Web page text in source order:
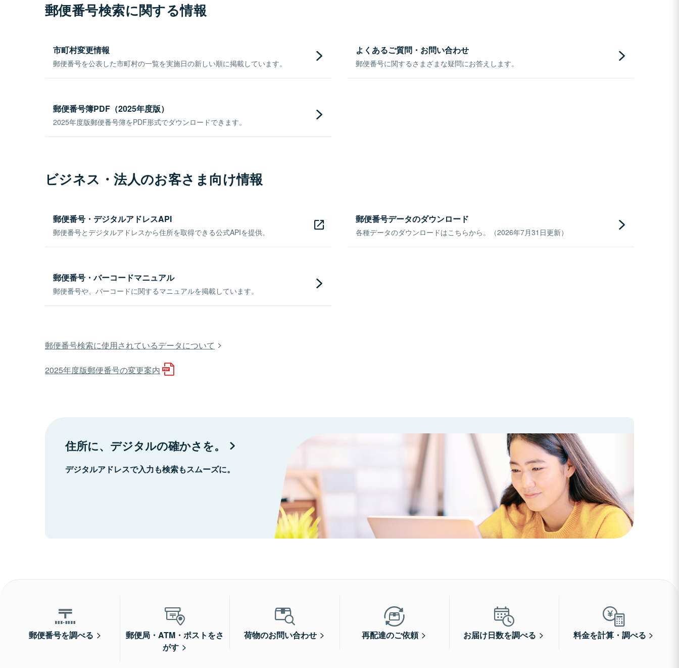
郵便番号検索に関する情報
市町村変更情報
郵便番号を公表した市町村の一覧を実施日の新しい順に掲載しています。
よくあるご質問・お問い合わせ
郵便番号に関するさまざまな疑問にお答えします。
郵便番号簿PDF（2025年度版）
2025年度版郵便番号簿をPDF形式でダウンロードできます。
ビジネス・法人のお客さま向け情報
郵便番号・デジタルアドレスAPI
郵便番号とデジタルアドレスから住所を取得できる公式APIを提供。
郵便番号データのダウンロード
各種データのダウンロードはこちらから。（2026年7月31日更新）
郵便番号・バーコードマニュアル
郵便番号や、バーコードに関するマニュアルを掲載しています。
郵便番号検索に使用されているデータについて
2025年度版郵便番号の変更案内
住所に、デジタルの確かさを。
デジタルアドレスで入力も検索もスムーズに。
郵便番号を調べる
郵便局・ATM・ポストをさ
がす
荷物のお問い合わせ 再配達のご依頼 お届け日数を調べる 料金を計算・調べる